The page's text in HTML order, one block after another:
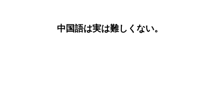
中国語は実は難しくない。